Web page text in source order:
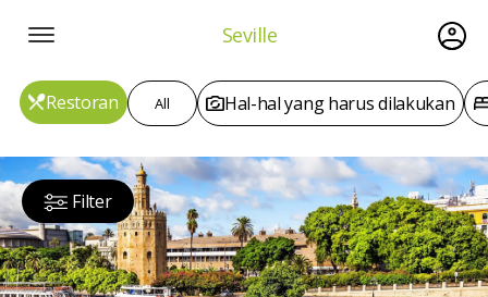
Seville
Restoran All Hal-hal yang harus dilakukan
Filter